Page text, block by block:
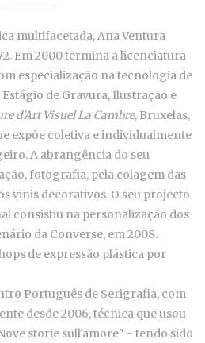
multifacetada, Ana Ventura
Em 2000 termina a licenciatura
especialização na tecnologia de
de Gravura, Ilustração e
d'Art Visuel La Cambre, Bruxelas,
expõe coletiva e individualmente
A abrangência do seu
fotografia, pela colagem das
vinis decorativos. O seu projecto
consistiu na personalização dos
da Converse, em 2008.
de expressão plástica por
Português de Serigrafia, com
desde 2006, técnica que usou
storie sull'amore" - tendo sido